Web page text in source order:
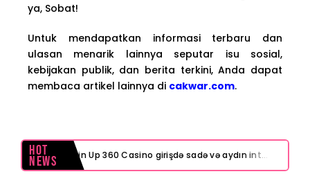
ya, Sobat!
Untuk mendapatkan informasi terbaru dan
ulasan menarik lainnya seputar isu sosial,
kebijakan publik, dan berita terkini, Anda dapat
membaca artikel lainnya di cakwar.com.
Hot
News Pin Up 360 Casino girişdə sadə və aydın interfeys necə işinizi asanlaşdırır